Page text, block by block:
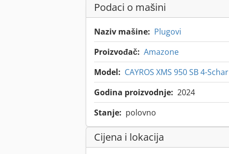
Podaci o mašini
Naziv mašine: Plugovi
Proizvođač: Amazone
Model: CAYROS XMS 950 SB 4-Schar
Godina proizvodnje: 2024
Stanje: polovno
Cijena i lokacija